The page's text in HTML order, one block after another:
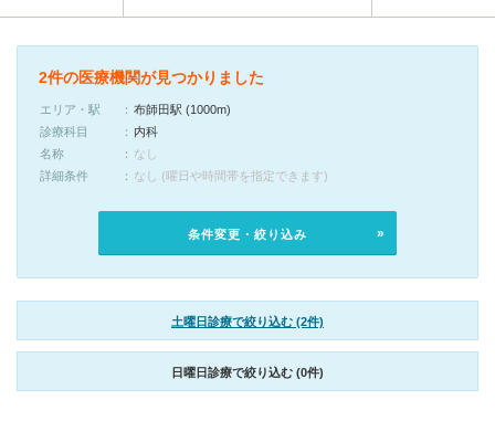
2件の医療機関が見つかりました
エリア・駅
布師田駅 (1000m)
診療科目
内科
名称
なし
詳細条件
なし (曜日や時間帯を指定できます)
条件変更・絞り込み
土曜日診療で絞り込む (2件)
日曜日診療で絞り込む (0件)